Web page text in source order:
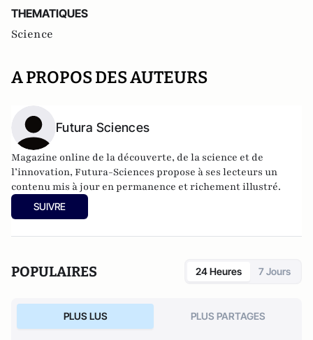
THEMATIQUES
Science
A PROPOS DES AUTEURS
Futura Sciences
Magazine online de la découverte, de la science et de
l’innovation, Futura-Sciences propose à ses lecteurs un
contenu mis à jour en permanence et richement illustré.
SUIVRE
POPULAIRES 24 Heures 7 Jours
PLUS LUS PLUS PARTAGES